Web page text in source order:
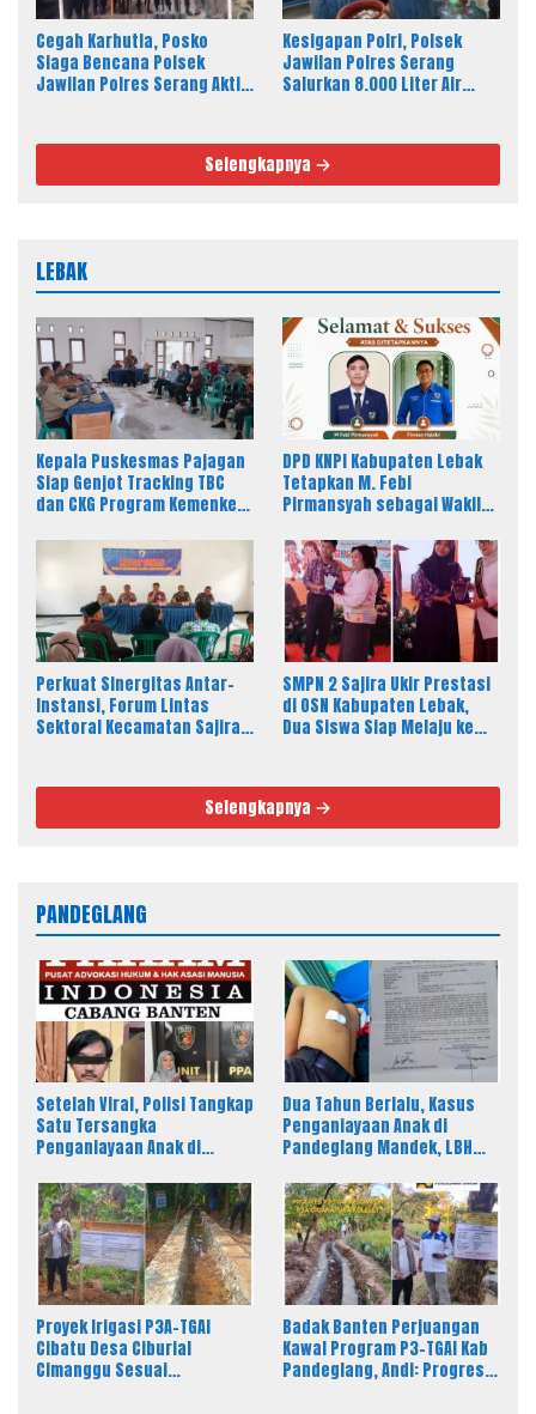
Cegah Karhutla, Posko
Siaga Bencana Polsek
Jawilan Polres Serang Aktif
Kesigapan Polri, Polsek
Jawilan Polres Serang
Salurkan 8.000 Liter Air
Selengkapnya
LEBAK
Kepala Puskesmas Pajagan
Siap Genjot Tracking TBC
dan CKG Program Kemenkes
DPD KNPI Kabupaten Lebak
Tetapkan M. Febi
Pirmansyah sebagai Wakil
Amanah Besar
Perkuat Sinergitas Antar-
Instansi, Forum Lintas
Sektoral Kecamatan Sajira
SMPN 2 Sajira Ukir Prestasi
di OSN Kabupaten Lebak,
Dua Siswa Siap Melaju ke
Selengkapnya
PANDEGLANG
Setelah Viral, Polisi Tangkap
Satu Tersangka
Penganiayaan Anak di
Banten Desak 4 Tersangka
Lain Segera Diproses
Dua Tahun Berlalu, Kasus
Penganiayaan Anak di
Pandeglang Mandek, LBH
Pelaku
Proyek Irigasi P3A-TGAI
Cibatu Desa Ciburial
Cimanggu Sesuai
Badak Banten Perjuangan
Kawal Program P3-TGAI Kab
Pandeglang, Andi: Progres